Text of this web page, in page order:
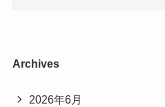
Archives
2026年6月